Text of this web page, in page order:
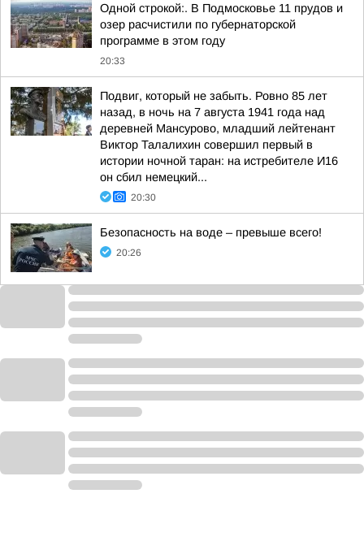
Одной строкой:. В Подмосковье 11 прудов и
озер расчистили по губернаторской
программе в этом году
20:33
Подвиг, который не забыть. Ровно 85 лет
назад, в ночь на 7 августа 1941 года над
деревней Мансурово, младший лейтенант
Виктор Талалихин совершил первый в
истории ночной таран: на истребителе И16
он сбил немецкий...
20:30
Безопасность на воде – превыше всего!
20:26